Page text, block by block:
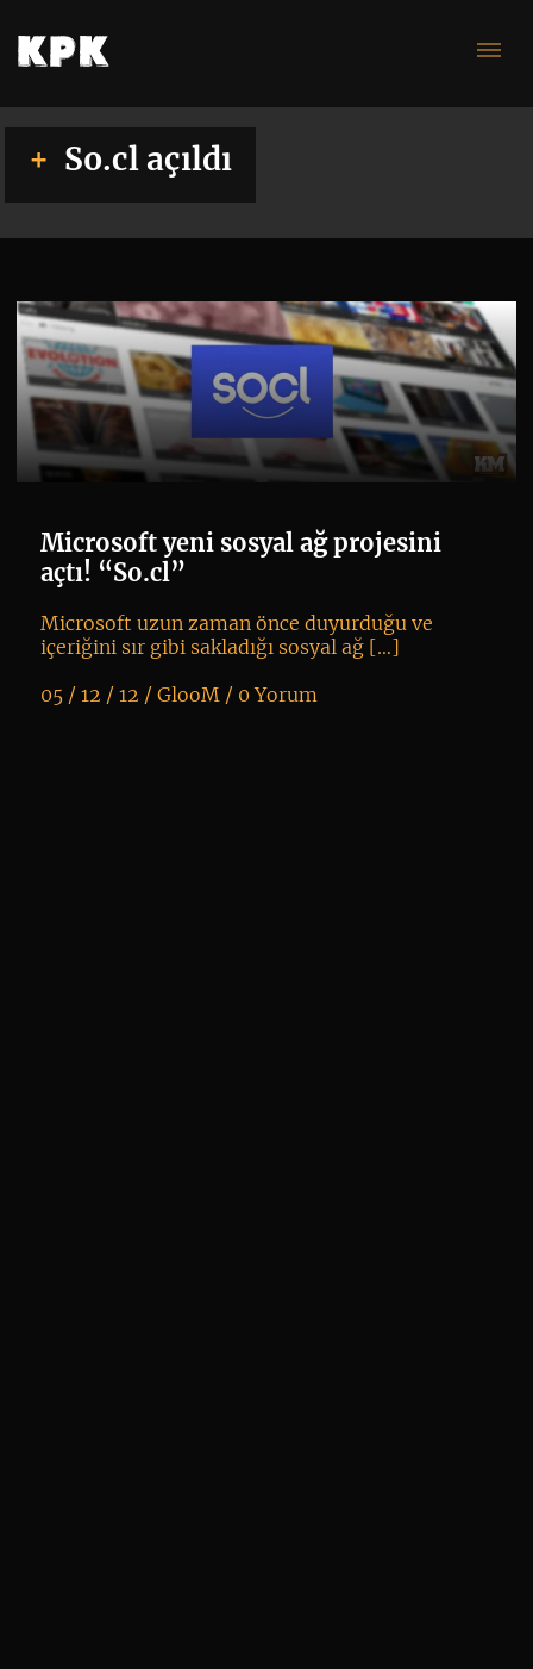
So.cl açıldı
Microsoft yeni sosyal ağ projesini
açtı! “So.cl”
Microsoft uzun zaman önce duyurduğu ve
içeriğini sır gibi sakladığı sosyal ağ […]
05 / 12 / 12 / GlooM/ 0 Yorum